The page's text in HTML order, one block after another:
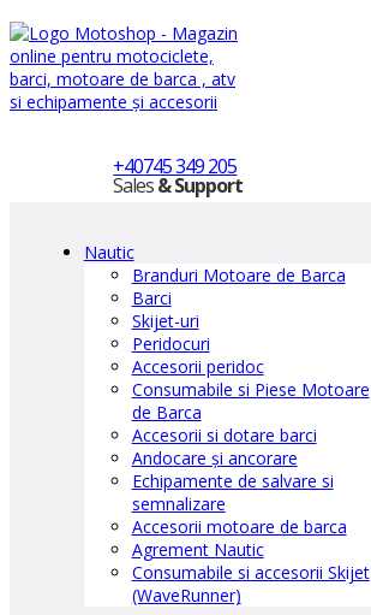
+40745 349 205
Sales& Support
Nautic
Branduri Motoare de Barca
Barci
Skijet-uri
Peridocuri
Accesorii peridoc
Consumabile si Piese Motoare
de Barca
Accesorii si dotare barci
Andocare și ancorare
Echipamente de salvare si
semnalizare
Accesorii motoare de barca
Agrement Nautic
Consumabile si accesorii Skijet
(WaveRunner)